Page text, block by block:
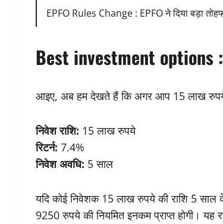
EPFO Rules Change : EPFO ने दिया बड़ा
Best investment
आइए, अब हम देखते हैं कि अगर आप 15 लाख रुपये
निवेश राशि: 15 लाख रुपये
रिटर्न: 7.4%
निवेश अवधि: 5 साल
यदि कोई निवेशक 15 लाख रुपये की राशि 5
9250 रुपये की नियमित इनकम प्राप्त होगी।